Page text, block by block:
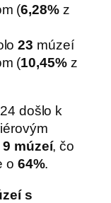
(6,28%z
23 múzeí
(10,45%z
došlo k
9 múzeí, čo
o 64%.
s